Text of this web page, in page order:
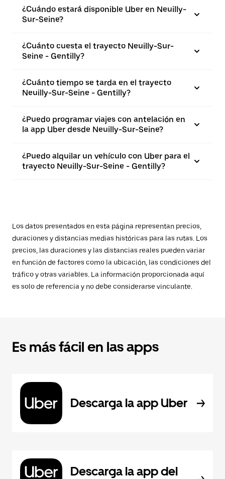
¿Cuándo estará disponible Uber en Neuilly-
Sur-Seine?
¿Cuánto cuesta el trayecto Neuilly-Sur-
Seine - Gentilly?
¿Cuánto tiempo se tarda en el trayecto
Neuilly-Sur-Seine - Gentilly?
¿Puedo programar viajes con antelación en
la app Uber desde Neuilly-Sur-Seine?
¿Puedo alquilar un vehículo con Uber para el
trayecto Neuilly-Sur-Seine - Gentilly?
Los datos presentados en esta página representan precios,
duraciones y distancias medias históricas para las rutas. Los
precios, las duraciones y las distancias reales pueden variar
en función de factores como la ubicación, las condiciones del
tráfico y otras variables. La información proporcionada aquí
es solo de referencia y no debe considerarse vinculante.
Es más fácil en las apps
Descarga la app Uber
Descarga la app del